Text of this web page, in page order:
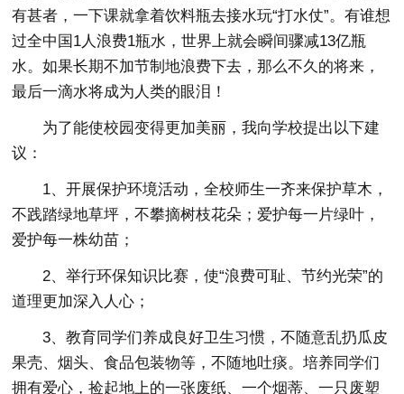
有甚者，一下课就拿着饮料瓶去接水玩“打水仗”。有谁想
过全中国1人浪费1瓶水，世界上就会瞬间骤减13亿瓶
水。如果长期不加节制地浪费下去，那么不久的将来，
最后一滴水将成为人类的眼泪！
为了能使校园变得更加美丽，我向学校提出以下建
议：
1、开展保护环境活动，全校师生一齐来保护草木，
不践踏绿地草坪，不攀摘树枝花朵；爱护每一片绿叶，
爱护每一株幼苗；
2、举行环保知识比赛，使“浪费可耻、节约光荣”的
道理更加深入人心；
3、教育同学们养成良好卫生习惯，不随意乱扔瓜皮
果壳、烟头、食品包装物等，不随地吐痰。培养同学们
拥有爱心，捡起地上的一张废纸、一个烟蒂、一只废塑